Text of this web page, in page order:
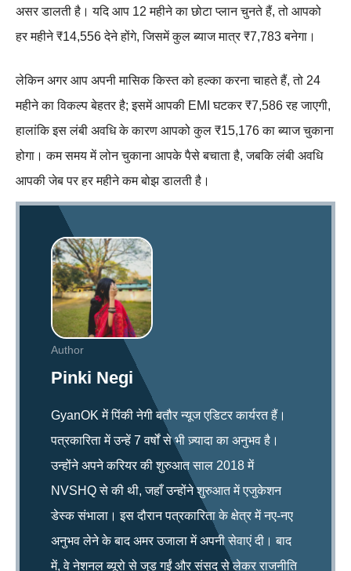
असर डालती है। यदि आप 12 महीने का छोटा प्लान चुनते हैं, तो आपको
हर महीने ₹14,556 देने होंगे, जिसमें कुल ब्याज मात्र ₹7,783 बनेगा।
लेकिन अगर आप अपनी मासिक किस्त को हल्का करना चाहते हैं, तो 24
महीने का विकल्प बेहतर है; इसमें आपकी EMI घटकर ₹7,586 रह जाएगी,
हालांकि इस लंबी अवधि के कारण आपको कुल ₹15,176 का ब्याज चुकाना
होगा। कम समय में लोन चुकाना आपके पैसे बचाता है, जबकि लंबी अवधि
आपकी जेब पर हर महीने कम बोझ डालती है।
Author
Pinki Negi
GyanOK में पिंकी नेगी बतौर न्यूज एडिटर कार्यरत हैं।
पत्रकारिता में उन्हें 7 वर्षों से भी ज़्यादा का अनुभव है।
उन्होंने अपने करियर की शुरुआत साल 2018 में
NVSHQ से की थी, जहाँ उन्होंने शुरुआत में एजुकेशन
डेस्क संभाला। इस दौरान पत्रकारिता के क्षेत्र में नए-नए
अनुभव लेने के बाद अमर उजाला में अपनी सेवाएं दी। बाद
में, वे नेशनल ब्यूरो से जुड़ गईं और संसद से लेकर राजनीति